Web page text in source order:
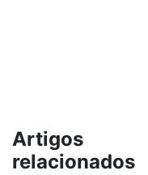
Artigos
relacionados